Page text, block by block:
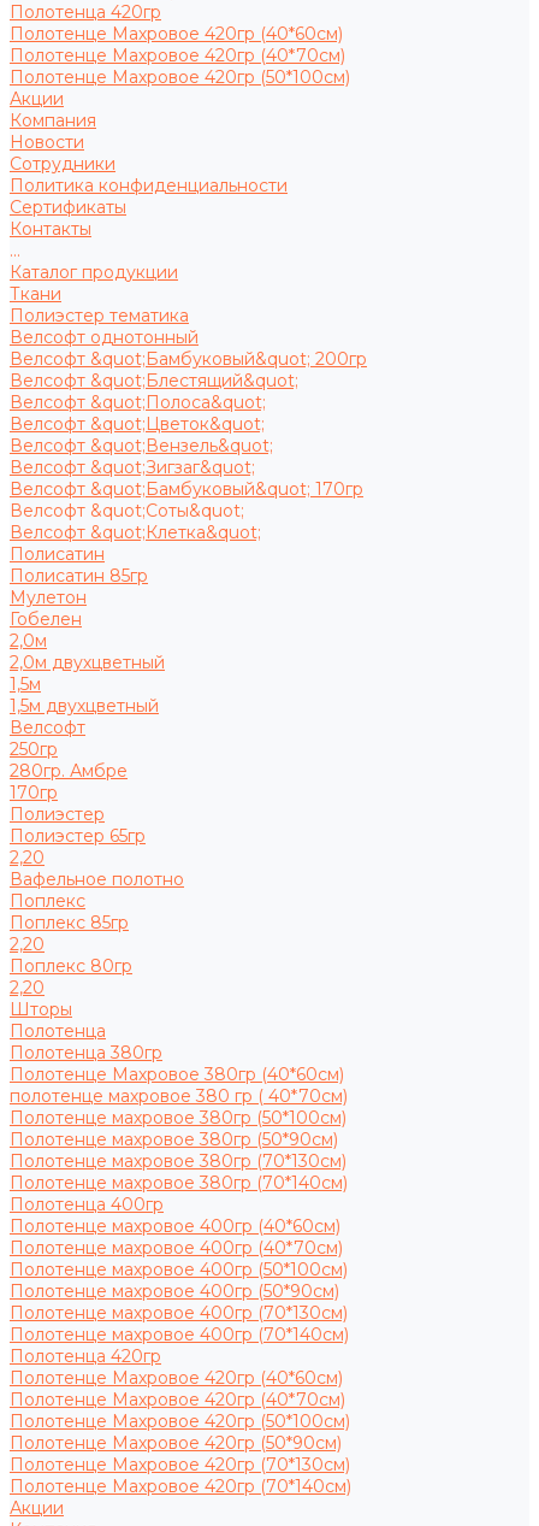
Полотенца 420гр
Полотенце Махровое 420гр (40*60см)
Полотенце Махровое 420гр (40*70см)
Полотенце Махровое 420гр (50*100см)
Акции
Компания
Новости
Сотрудники
Политика конфиденциальности
Сертификаты
Контакты
...
Каталог продукции
Ткани
Полиэстер тематика
Велсофт однотонный
Велсофт &quot;Бамбуковый&quot; 200гр
Велсофт &quot;Блестящий&quot;
Велсофт &quot;Полоса&quot;
Велсофт &quot;Цветок&quot;
Велсофт &quot;Вензель&quot;
Велсофт &quot;Зигзаг&quot;
Велсофт &quot;Бамбуковый&quot; 170гр
Велсофт &quot;Соты&quot;
Велсофт &quot;Клетка&quot;
Полисатин
Полисатин 85гр
Мулетон
Гобелен
2,0м
2,0м двухцветный
1,5м
1,5м двухцветный
Велсофт
250гр
280гр. Амбре
170гр
Полиэстер
Полиэстер 65гр
2,20
Вафельное полотно
Поплекс
Поплекс 85гр
2,20
Поплекс 80гр
2,20
Шторы
Полотенца
Полотенца 380гр
Полотенце Махровое 380гр (40*60см)
полотенце махровое 380 гр ( 40*70см)
Полотенце махровое 380гр (50*100см)
Полотенце махровое 380гр (50*90см)
Полотенце махровое 380гр (70*130см)
Полотенце махровое 380гр (70*140см)
Полотенца 400гр
Полотенце махровое 400гр (40*60см)
Полотенце махровое 400гр (40*70см)
Полотенце махровое 400гр (50*100см)
Полотенце махровое 400гр (50*90см)
Полотенце махровое 400гр (70*130см)
Полотенце махровое 400гр (70*140см)
Полотенца 420гр
Полотенце Махровое 420гр (40*60см)
Полотенце Махровое 420гр (40*70см)
Полотенце Махровое 420гр (50*100см)
Полотенце Махровое 420гр (50*90см)
Полотенце Махровое 420гр (70*130см)
Полотенце Махровое 420гр (70*140см)
Акции